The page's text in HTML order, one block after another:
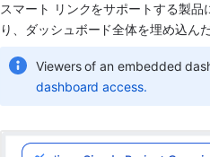
スマート リンクをサポートする製
り、ダッシュボード全体を埋め込ん
Viewers of an embedded
dashboard access.